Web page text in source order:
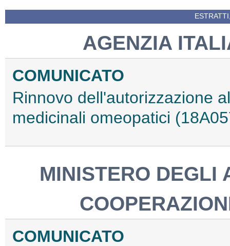
AGENZIA
COMUNICATO
Rinnovo dell'autorizzazione
medicinali omeopatici
MINISTERO DEGLI
COMUNICATO